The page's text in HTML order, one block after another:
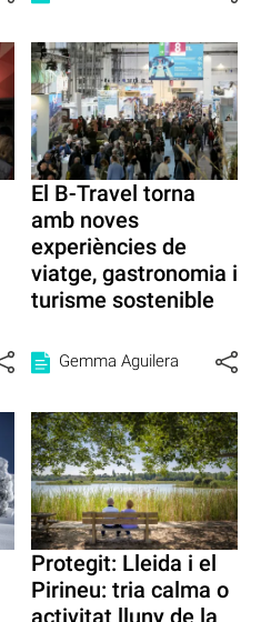
El B-Travel torna
amb noves
experiències de
viatge, gastronomia i
turisme sostenible
Gemma Aguilera
Protegit: Lleida i el
Pirineu: tria calma o